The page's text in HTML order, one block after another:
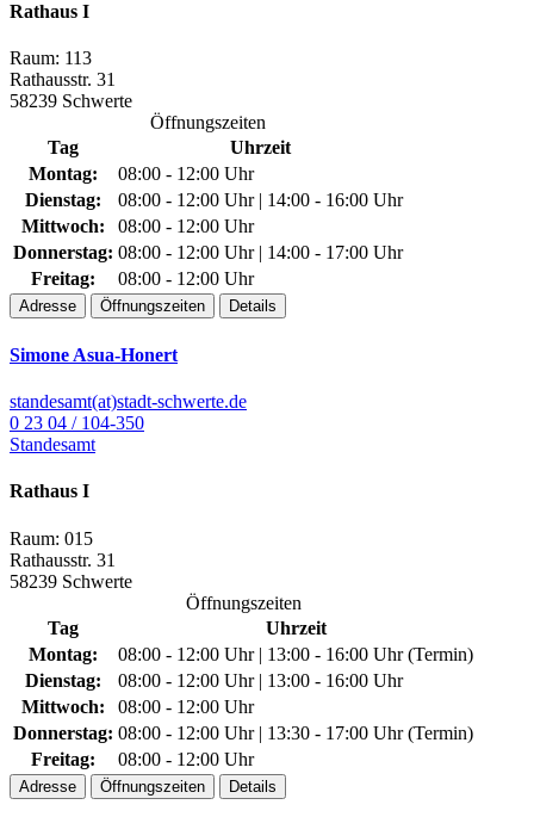
Rathaus I
Raum: 113
Rathausstr. 31
58239 Schwerte
Öffnungszeiten
Tag
Uhrzeit
Montag:
08:00 - 12:00 Uhr
Dienstag:
08:00 - 12:00 Uhr | 14:00 - 16:00 Uhr
Mittwoch:
08:00 - 12:00 Uhr
Donnerstag: 08:00 - 12:00 Uhr | 14:00 - 17:00 Uhr
Freitag:
08:00 - 12:00 Uhr
Adresse Öffnungszeiten Details
Simone Asua-Honert
standesamt(at)stadt-schwerte.de
0 23 04 / 104-350
Standesamt
Rathaus I
Raum: 015
Rathausstr. 31
58239 Schwerte
Öffnungszeiten
Tag
Uhrzeit
Montag:
08:00 - 12:00 Uhr | 13:00 - 16:00 Uhr (Termin)
Dienstag:
08:00 - 12:00 Uhr | 13:00 - 16:00 Uhr
Mittwoch:
08:00 - 12:00 Uhr
Donnerstag: 08:00 - 12:00 Uhr | 13:30 - 17:00 Uhr (Termin)
Freitag:
08:00 - 12:00 Uhr
Adresse Öffnungszeiten Details